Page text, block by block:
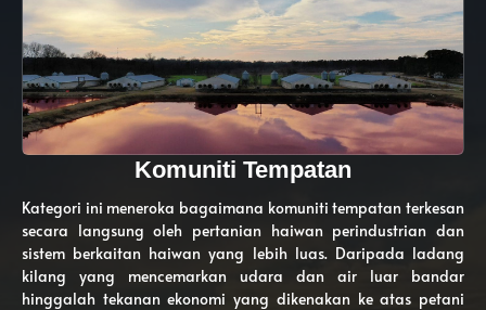
Komuniti Tempatan
Kategori ini meneroka bagaimana komuniti tempatan terkesan
secara langsung oleh pertanian haiwan perindustrian dan
sistem berkaitan haiwan yang lebih luas. Daripada ladang
kilang yang mencemarkan udara dan air luar bandar
hinggalah tekanan ekonomi yang dikenakan ke atas petani